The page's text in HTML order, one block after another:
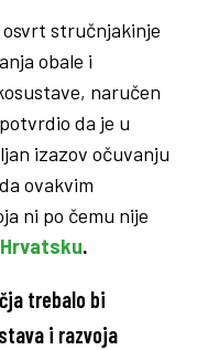
stručnjakinje
obale i
naručen
da je u
izazov očuvanju
ovakvim
ni po čemu nije
Hrvatsku.
trebalo bi
i razvoja